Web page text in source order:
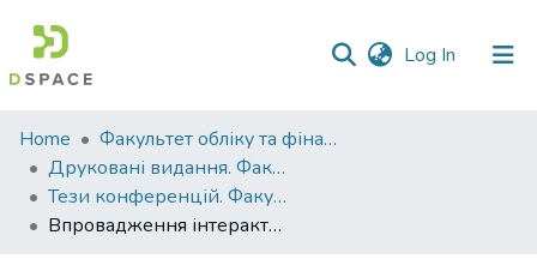
Log In (current)
Communities
&
Collections
All of DSpace
Home
Факультет обліку та фінансів
Друковані видання. Факультет обліку та фінансів
Тези конференцій. Факультет обліку та фінансів
Впровадження інтерактивних моделей навчальних занять: інтеграція наукової творчості та професійних компетенцій